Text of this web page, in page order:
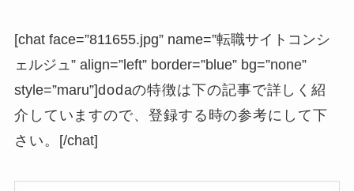
[chat face=”811655.jpg” name=”転職サイトコンシ
ェルジュ” align=”left” border=”blue” bg=”none”
style=”maru”]dodaの特徴は下の記事で詳しく紹
介していますので、登録する時の参考にして下
さい。 [/chat]